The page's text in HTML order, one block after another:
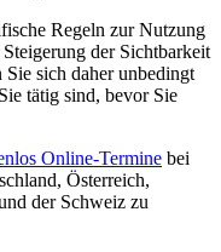
Regeln zur Nutzung
der Sichtbarkeit
sich daher unbedingt
tätig sind, bevor Sie
Online-Termine bei
Österreich,
der Schweiz zu